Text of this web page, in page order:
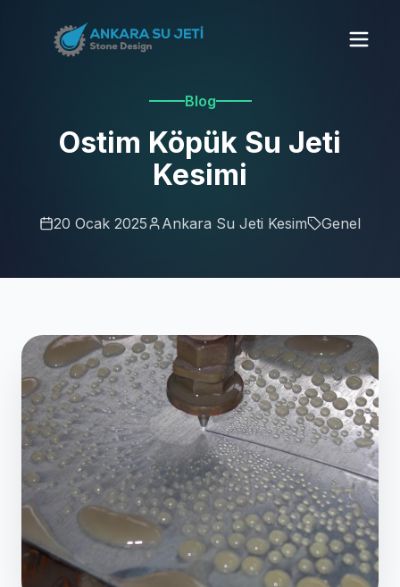
Blog
Ostim Köpük Su Jeti
Kesimi
20 Ocak 2025 Ankara Su Jeti Kesim Genel